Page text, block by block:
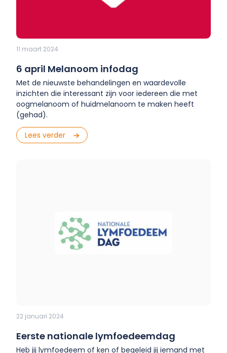
11 maart 2024
6 april Melanoom infodag
Met de nieuwste behandelingen en waardevolle
inzichten die interessant zijn voor iedereen die met
oogmelanoom of huidmelanoom te maken heeft
(gehad).
Lees verder
22 januari 2024
Eerste nationale lymfoedeemdag
Heb jij lymfoedeem of ken of begeleid jij iemand met